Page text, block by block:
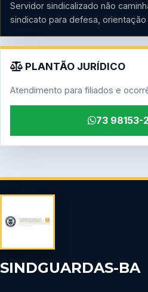
Servidor sindicalizado não
sindicato para defesa,
PLANTÃO JURÍDICO
Atendimento para filiados e
73 98153-
SINDGUARDAS-BA